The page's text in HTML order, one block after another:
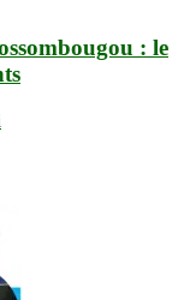
: le